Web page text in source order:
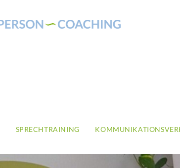
SPRECHTRAINING